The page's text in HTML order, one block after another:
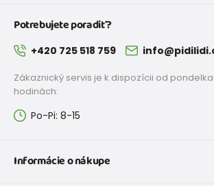
Potrebujete poradiť?
+420 725 518 759
Zákaznický servis je k dispozícii od
hodinách:
Po-Pi: 8-15
Informácie o nákupe